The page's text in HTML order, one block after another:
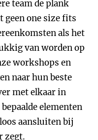
team de plank
geen one size fits
als het
van worden op
workshops en
naar hun beste
met elkaar in
elementen
aansluiten bij
zegt.